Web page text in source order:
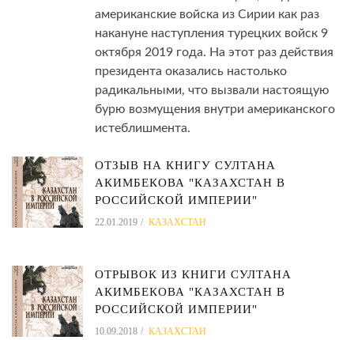
американские войска из Сирии как раз
накануне наступления турецких войск 9
октября 2019 года. На этот раз действия
президента оказались настолько
радикальными, что вызвали настоящую
бурю возмущения внутри американского
истеблишмента.
ОТЗЫВ НА КНИГУ СУЛТАНА
АКИМБЕКОВА "КАЗАХСТАН В
РОССИЙСКОЙ ИМПЕРИИ"
22.01.2019 КАЗАХСТАН
ОТРЫВОК ИЗ КНИГИ СУЛТАНА
АКИМБЕКОВА "КАЗАХСТАН В
РОССИЙСКОЙ ИМПЕРИИ"
10.09.2018 КАЗАХСТАН